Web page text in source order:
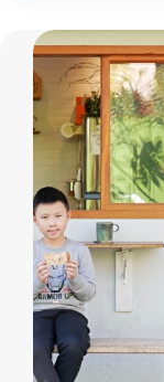
民
都
愛！
住
宅
區
裡
的
隱
藏
版
質
感
咖
啡